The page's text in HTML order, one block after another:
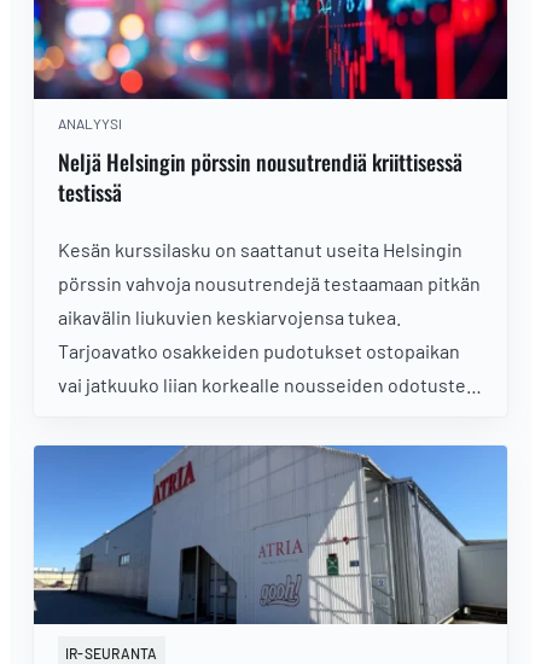
ANALYYSI
Neljä Helsingin pörssin nousutrendiä kriittisessä
testissä
Kesän kurssilasku on saattanut useita Helsingin
pörssin vahvoja nousutrendejä testaamaan pitkän
aikavälin liukuvien keskiarvojensa tukea.
Tarjoavatko osakkeiden pudotukset ostopaikan
vai jatkuuko liian korkealle nousseiden odotusten
IR-SEURANTA